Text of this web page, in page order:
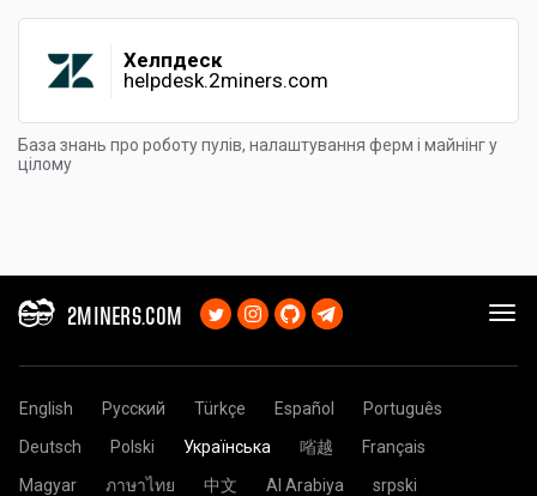
Хелпдеск
helpdesk.2miners.com
База знань про роботу пулів, налаштування ферм і майнінг у
цілому
2MINERS.COM
English Русский Türkçe Español
Português
Deutsch
Polski Українська 㗂越
Français
Magyar
ภาษาไทย 中文 Al Arabiya
srpski